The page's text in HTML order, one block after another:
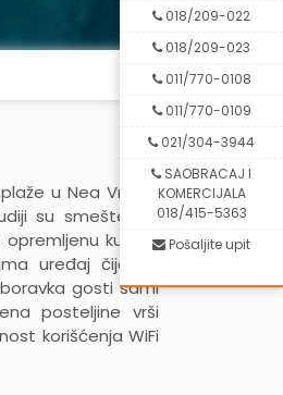
u Nea Vrasni.
su smešteni u
kuhinju
uređaj čije se
gosti sami
posteljine vrši
korišćenja WiFi
018/209-022
018/209-023
011/770-0108
011/770-0109
021/304-3944
SAOBRACAJ I
KOMERCIJALA
018/415-5363
Pošaljite upit